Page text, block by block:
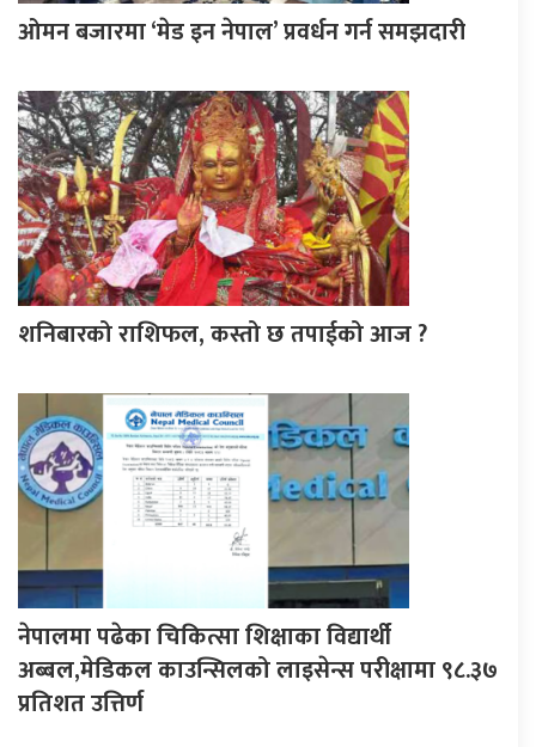
ओमन बजारमा ‘मेड इन नेपाल’ प्रवर्धन गर्न समझदारी
शनिबारको राशिफल, कस्तो छ तपाईको आज ?
नेपालमा पढेका चिकित्सा शिक्षाका विद्यार्थी
अब्बल,मेडिकल काउन्सिलको लाइसेन्स परीक्षामा ९८.३७
प्रतिशत उत्तिर्ण